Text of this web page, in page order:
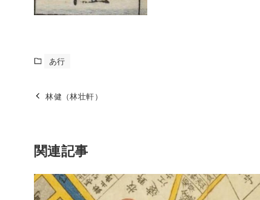
あ行
林健（林壮軒）
関連記事